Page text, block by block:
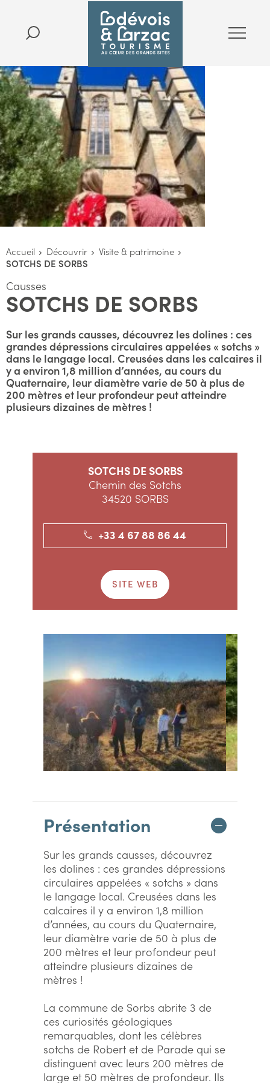
Accueil Découvrir
Visite & patrimoine
SOTCHS DE SORBS
Causses
SOTCHS DE SORBS
Sur les grands causses, découvrez les dolines : ces
grandes dépressions circulaires appelées « sotchs »
dans le langage local. Creusées dans les calcaires il
y a environ 1,8 million d’années, au cours du
Quaternaire, leur diamètre varie de 50 à plus de
200 mètres et leur profondeur peut atteindre
plusieurs dizaines de mètres !
SOTCHS DE SORBS
Chemin des Sotchs
34520 SORBS
+33 4 67 88 86 44
SITE WEB
Présentation
Sur les grands causses, découvrez
les dolines : ces grandes dépressions
circulaires appelées « sotchs » dans
le langage local. Creusées dans les
calcaires il y a environ 1,8 million
d’années, au cours du Quaternaire,
leur diamètre varie de 50 à plus de
200 mètres et leur profondeur peut
atteindre plusieurs dizaines de
mètres !
La commune de Sorbs abrite 3 de
ces curiosités géologiques
remarquables, dont les célèbres
sotchs de Robert et de Parade qui se
distinguent avec leurs 200 mètres de
large et 50 mètres de profondeur. Ils